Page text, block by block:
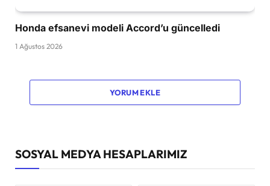
Honda efsanevi modeli Accord’u güncelledi
1 Ağustos 2026
YORUM EKLE
SOSYAL MEDYA HESAPLARIMIZ